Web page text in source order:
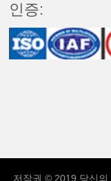
인증:
저작권 © 2019 당신의